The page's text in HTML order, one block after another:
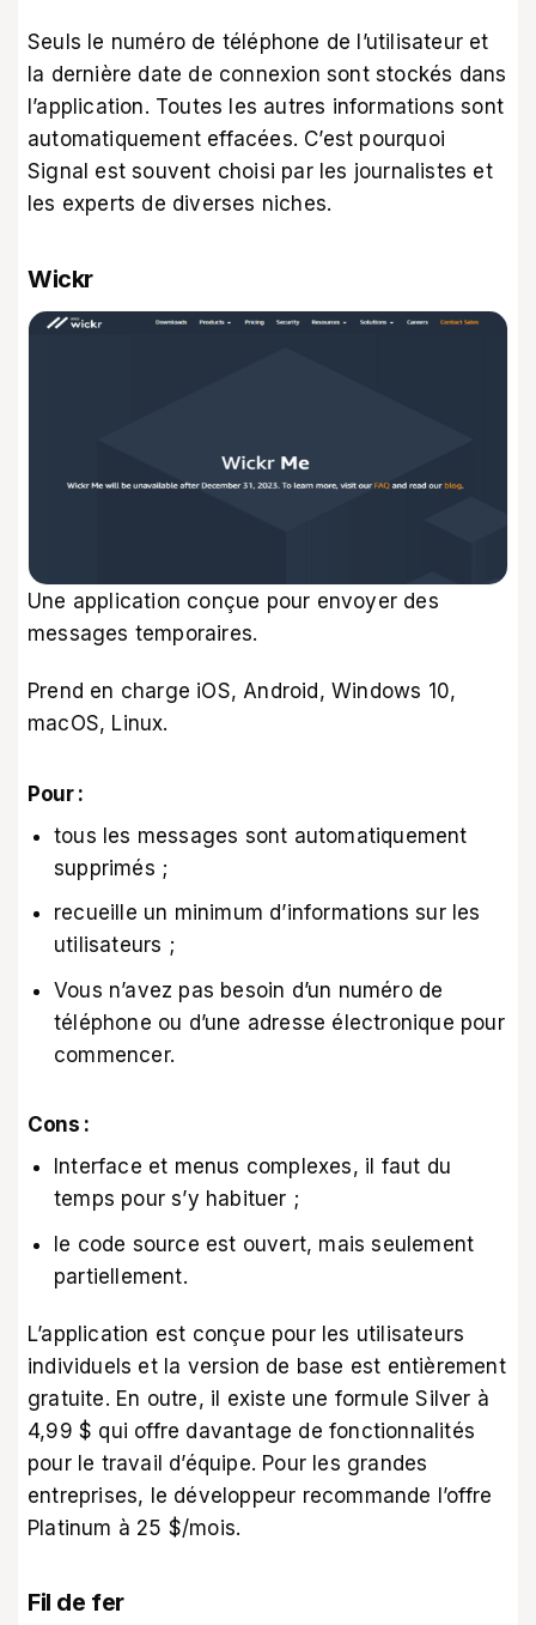
Seuls le numéro de téléphone de l’utilisateur et
la dernière date de connexion sont stockés dans
l’application. Toutes les autres informations sont
automatiquement effacées. C’est pourquoi
Signal est souvent choisi par les journalistes et
les experts de diverses niches.
Wickr
Une application conçue pour envoyer des
messages temporaires.
Prend en charge iOS, Android, Windows 10,
macOS, Linux.
Pour :
tous les messages sont automatiquement
supprimés ;
recueille un minimum d’informations sur les
utilisateurs ;
Vous n’avez pas besoin d’un numéro de
téléphone ou d’une adresse électronique pour
commencer.
Cons :
Interface et menus complexes, il faut du
temps pour s’y habituer ;
le code source est ouvert, mais seulement
partiellement.
L’application est conçue pour les utilisateurs
individuels et la version de base est entièrement
gratuite. En outre, il existe une formule Silver à
4,99 $ qui offre davantage de fonctionnalités
pour le travail d’équipe. Pour les grandes
entreprises, le développeur recommande l’offre
Platinum à 25 $/mois.
Fil de fer